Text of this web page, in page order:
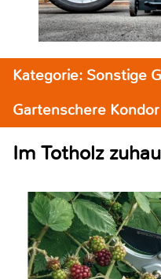
Kategorie: Sonstige
Gartenschere
Im Totholz